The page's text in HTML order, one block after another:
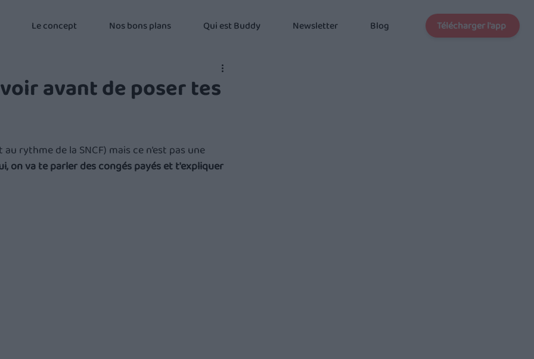
Le concept Nos bons plans Qui est Buddy Newsletter Blog Télécharger l'app
avant de poser tes
rythme de la SNCF) mais ce n’est pas une
on va te parler des congés payés et t'expliquer